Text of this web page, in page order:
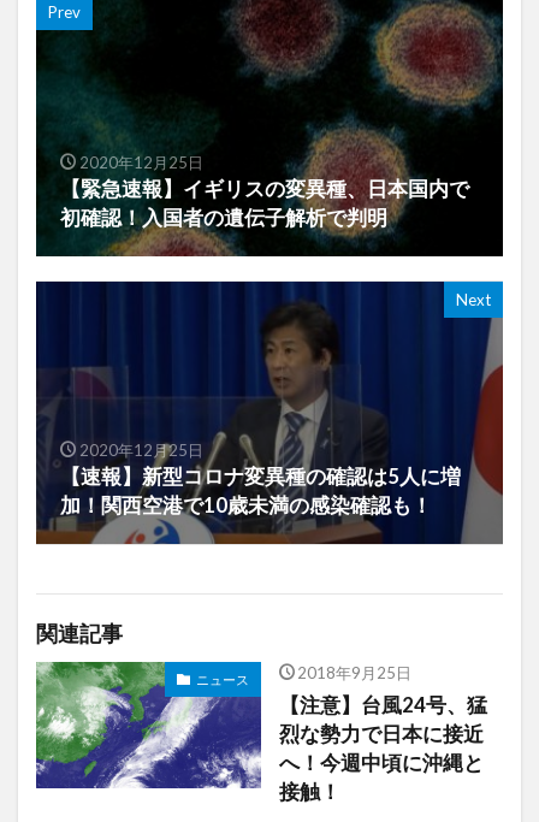
Prev
2020年12月25日
【緊急速報】イギリスの変異種、日本国内で
初確認！入国者の遺伝子解析で判明
Next
2020年12月25日
【速報】新型コロナ変異種の確認は5人に増
加！関西空港で10歳未満の感染確認も！
関連記事
ニュース 2018年9月25日
【注意】台風24号、猛
烈な勢力で日本に接近
へ！今週中頃に沖縄と
接触！